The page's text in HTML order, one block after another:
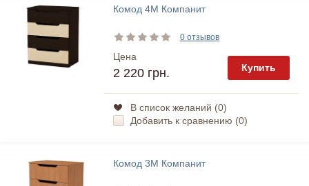
Комод 4М Компанит
0 отзывов
Цена
2 220 грн. Купить
В список желаний (0)
Добавить к сравнению (0)
Комод 3М Компанит